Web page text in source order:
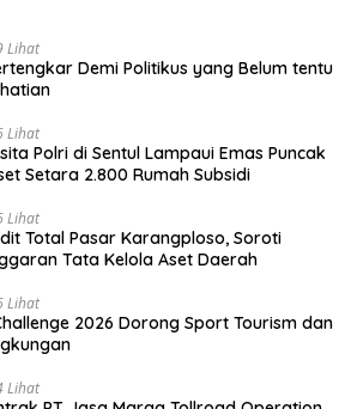
Lihat
Demi Politikus yang Belum tentu
Lihat
Polri di Sentul Lampaui Emas Puncak
Setara 2.800 Rumah Subsidi
Lihat
Total Pasar Karangploso, Soroti
Tata Kelola Aset Daerah
Lihat
2026 Dorong Sport Tourism dan
Lihat